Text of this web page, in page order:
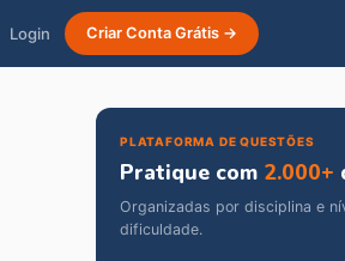
Login Criar Conta Grátis →
PLATAFORMA DE QUESTÕES
Pratique com 2.000+
Organizadas por disciplina e
dificuldade.